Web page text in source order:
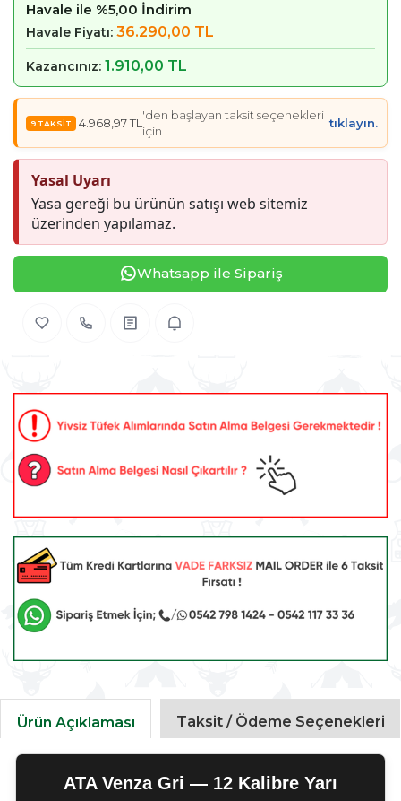
Havale ile %5,00 İndirim
Havale Fiyatı: 36.290,00 TL
Kazancınız: 1.910,00 TL
4.968,97 TL
'den başlayan taksit seçenekleri
için
tıklayın.
Yasal Uyarı
Yasa gereği bu ürünün satışı web sitemiz
üzerinden yapılamaz.
Whatsapp ile Sipariş
Ürün Açıklaması Taksit / Ödeme Seçenekleri
ATA Venza Gri — 12 Kalibre Yarı